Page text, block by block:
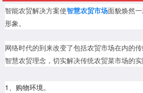
智能农贸解决方案使智慧农贸市场面貌焕然
形象。
网络时代的到来改变了包括农贸市场在内的
智慧农贸理念，切实解决传统农贸菜市场的实
1、购物环境。